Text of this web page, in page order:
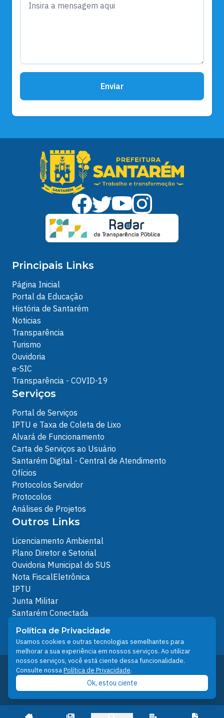
Enviar
Principais Links
Página Inicial
Portal da Educação
História de Santarém
Noticias
Transparência
Turismo
Ouvidoria
e-SIC
Transparência - COVID-19
Serviços
Portal de Serviços
IPTU e Taxa de Coleta de Lixo
Alvará de Funcionamento
Carta de Serviços ao Usuário
Santarém Digital - Central de Atendimento
Ofícios
Protocolos Servidor
Protocolos
Análises de Projetos
Outros Links
Licenciamento Ambiental
Plano Diretor e Setorial
Ouvidoria Municipal do SUS
Nota FiscalEletrônica
IPTU
Junta Militar
Santarém Conectada
Política de Privacidade
People illustrations by Storyset
Desenvolvido pelo Núcleo Técnico de Gestão de
Tecnologia da Informação - NTI
Prefeitura de Santarém © 2026
Política de Privacidade
Usamos cookies e outras tecnologias semelhantes para
melhorar a sua experiência em nossos serviços. Ao utilizar
nossos serviços, você está ciente dessa funcionalidade.
Consulte nossaPolítica de Privacidade.
Ok, estou ciente